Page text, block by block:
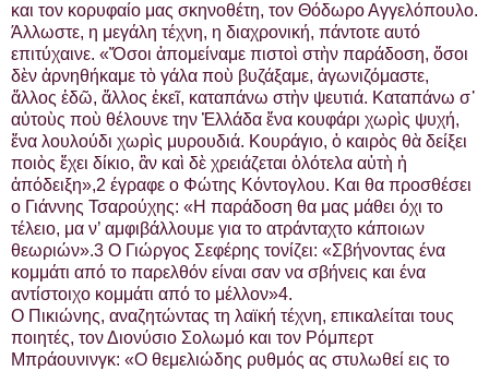
και τον κορυφαίο μας σκηνοθέτη, τον Θόδωρο Αγγελόπουλο.
Άλλωστε, η μεγάλη τέχνη, η διαχρονική, πάντοτε αυτό
επιτύχαινε. «Ὅσοι ἀπομείναμε πιστοὶ στὴν παράδοση, ὅσοι
δὲν ἀρνηθήκαμε τὸ γάλα ποὺ βυζάξαμε, ἀγωνιζόμαστε,
ἄλλος ἐδῶ, ἄλλος ἐκεῖ, καταπάνω στὴν ψευτιά. Καταπάνω σ᾿
αὐτοὺς ποὺ θέλουνε την Ἑλλάδα ἕνα κουφάρι χωρὶς ψυχή,
ἕνα λουλούδι χωρὶς μυρουδιά. Κουράγιο, ὁ καιρὸς θὰ δείξει
ποιὸς ἔχει δίκιο, ἂν καὶ δὲ χρειάζεται ὁλότελα αὐτὴ ἡ
ἀπόδειξη»,2 έγραφε ο Φώτης Κόντογλου. Και θα προσθέσει
ο Γιάννης Τσαρούχης: «Η παράδοση θα μας μάθει όχι το
τέλειο, μα ν’ αμφιβάλλουμε για το ατράνταχτο κάποιων
θεωριών».3 Ο Γιώργος Σεφέρης τονίζει: «Σβήνοντας ένα
κομμάτι από το παρελθόν είναι σαν να σβήνεις και ένα
αντίστοιχο κομμάτι από το μέλλον»4.
Ο Πικιώνης, αναζητώντας τη λαϊκή τέχνη, επικαλείται τους
ποιητές, τον Διονύσιο Σολωμό και τον Ρόμπερτ
Μπράουνινγκ: «Ο θεμελιώδης ρυθμός ας στυλωθεί εις το